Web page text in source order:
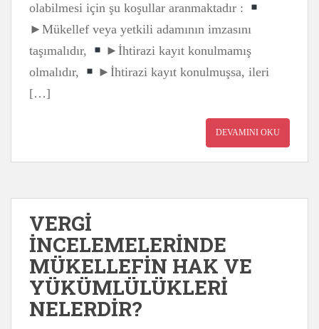
olabilmesi için şu koşullar aranmaktadır :
►Mükellef veya yetkili adamının imzasını
taşımalıdır,
►İhtirazi kayıt konulmamış
olmalıdır,
►İhtirazi kayıt konulmuşsa, ileri
[…]
DEVAMINI OKU
VERGİ
İNCELEMELERİNDE
MÜKELLEFİN HAK VE
YÜKÜMLÜLÜKLERİ
NELERDİR?